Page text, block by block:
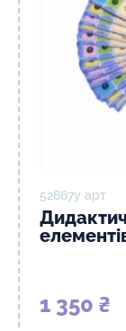
52867у арт
1 350 ₴